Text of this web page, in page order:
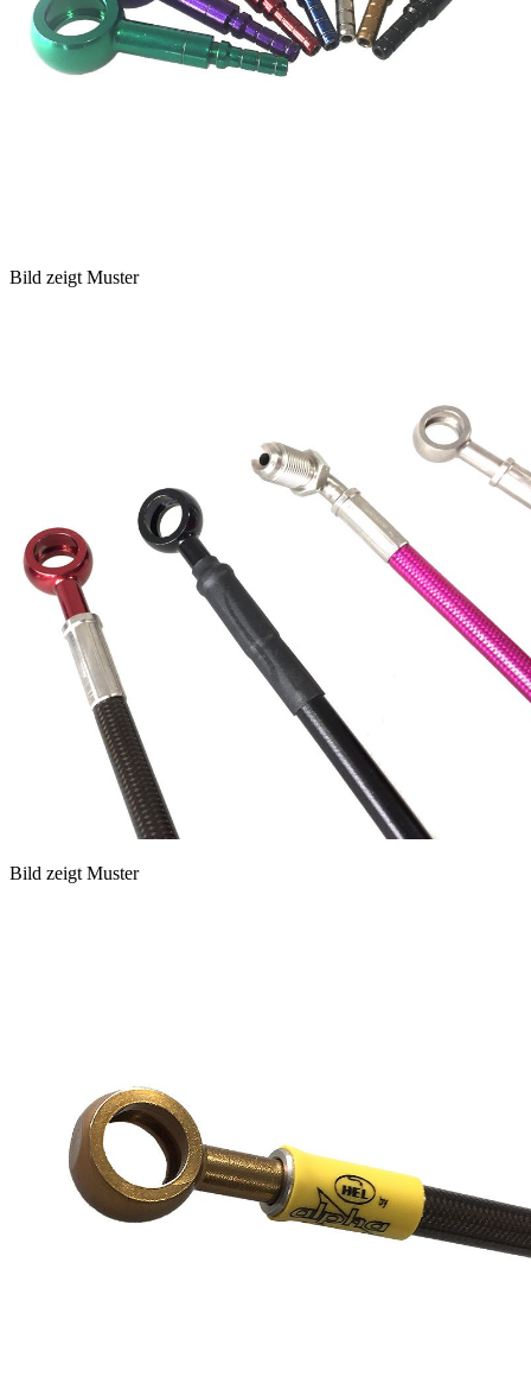
Bild zeigt Muster
Bild zeigt Muster